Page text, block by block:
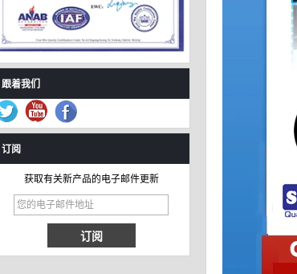
跟着我们
订阅
获取有关新产品的电子邮件更新